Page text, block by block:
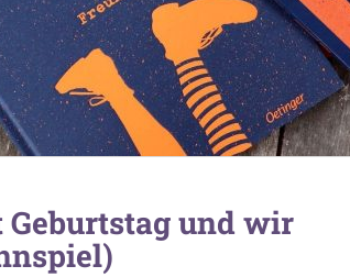
und wir